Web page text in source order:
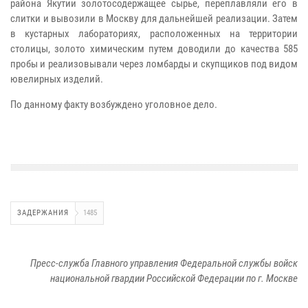
района Якутии золотосодержащее сырье, переплавляли его в
слитки и вывозили в Москву для дальнейшей реализации. Затем
в кустарных лабораториях, расположенных на территории
столицы, золото химическим путем доводили до качества 585
пробы и реализовывали через ломбарды и скупщиков под видом
ювелирных изделий.
По данному факту возбуждено уголовное дело.
ЗАДЕРЖАНИЯ 1485
Пресс-служба Главного управления Федеральной службы войск
национальной гвардии Российской Федерации по г. Москве